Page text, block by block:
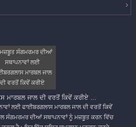
ਮਾਰਬਲ ਜਾਲ ਦੀ ਵਰਤੋਂ ਕਿਵੇਂ ਕਰੀਏ ...
ਲਈ ਫਾਈਬਰਗਲਾਸ ਮਾਰਬਲ ਜਾਲ ਦੀ ਵਰਤੋਂ ਕਿਵੇਂ
ਸੰਗਮਰਮਰ ਦੀਆਂ ਸਥਾਪਨਾਵਾਂ ਨੂੰ ਮਜ਼ਬੂਤ ​​​​ਕਰਨ ਵਿੱਚ